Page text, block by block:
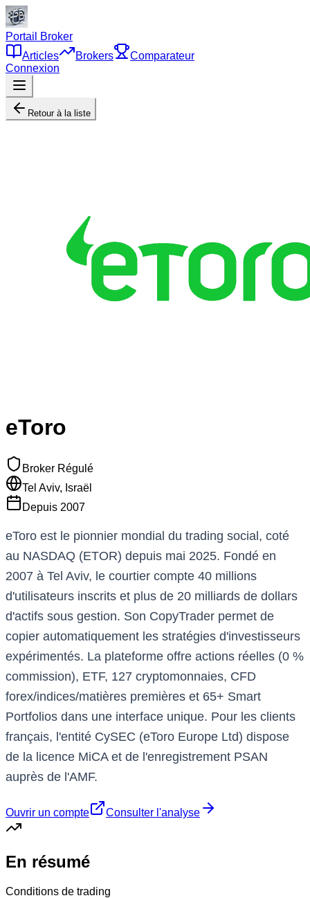
Portail Broker
Articles
Brokers
Comparateur
Connexion
Retour à la liste
eToro
Broker Régulé
Tel Aviv, Israël
Depuis 2007
eToro est le pionnier mondial du trading social, coté
au NASDAQ (ETOR) depuis mai 2025. Fondé en
2007 à Tel Aviv, le courtier compte 40 millions
d'utilisateurs inscrits et plus de 20 milliards de dollars
d'actifs sous gestion. Son CopyTrader permet de
copier automatiquement les stratégies d'investisseurs
expérimentés. La plateforme offre actions réelles (0 %
commission), ETF, 127 cryptomonnaies, CFD
forex/indices/matières premières et 65+ Smart
Portfolios dans une interface unique. Pour les clients
français, l'entité CySEC (eToro Europe Ltd) dispose
de la licence MiCA et de l'enregistrement PSAN
auprès de l'AMF.
Ouvrir un compte Consulter l'analyse
En résumé
Conditions de trading